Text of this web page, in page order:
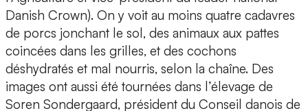
Danish Crown). On y voit au moins quatre cadavres
de porcs jonchant le sol, des animaux aux pattes
coincées dans les grilles, et des cochons
déshydratés et mal nourris, selon la chaîne. Des
images ont aussi été tournées dans l’élevage de
Soren Sondergaard, président du Conseil danois de